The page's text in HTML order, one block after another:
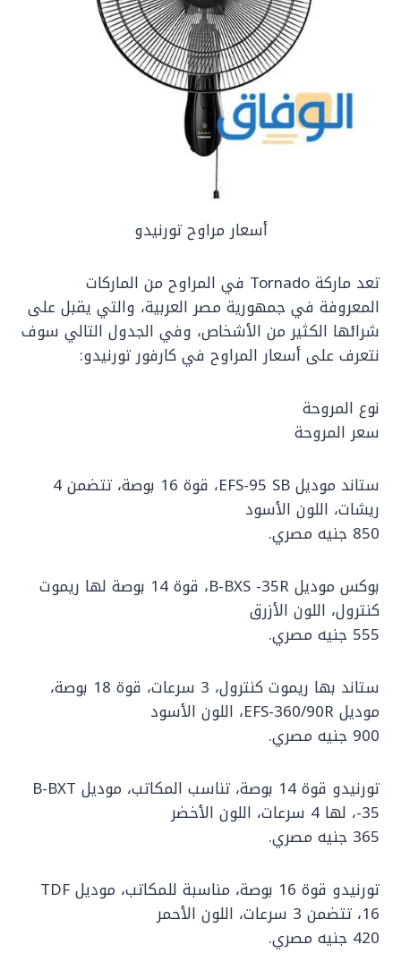
أسعار مراوح تورنيدو
تعد ‏ماركة Tornado في المراوح من الماركات
المعروفة في جمهورية مصر العربية، والتي يقبل على
شرائها الكثير من الأشخاص، وفي الجدول التالي سوف
نتعرف على أسعار المراوح في كارفور تورنيدو:
نوع المروحة
سعر المروحة
ستاند موديل EFS-95 SB، قوة 16 بوصة، تتضمن 4
ريشات، اللون الأسود
850 جنيه مصري.
بوكس موديل B-BXS -35R، قوة 14 بوصة لها ريموت
كنترول، اللون الأزرق
555 جنيه مصري.
ستاند بها ريموت كنترول، 3 سرعات، قوة 18 بوصة،
موديل EFS-360/90R، اللون الأسود
900 جنيه مصري.
تورنيدو قوة 14 بوصة، تناسب المكاتب، موديل B-BXT
-35، لها 4 سرعات، اللون الأخضر
365 جنيه مصري.
تورنيدو قوة 16 بوصة، مناسبة للمكاتب، موديل TDF
16، تتضمن 3 سرعات، اللون الأحمر
420 جنيه مصري.